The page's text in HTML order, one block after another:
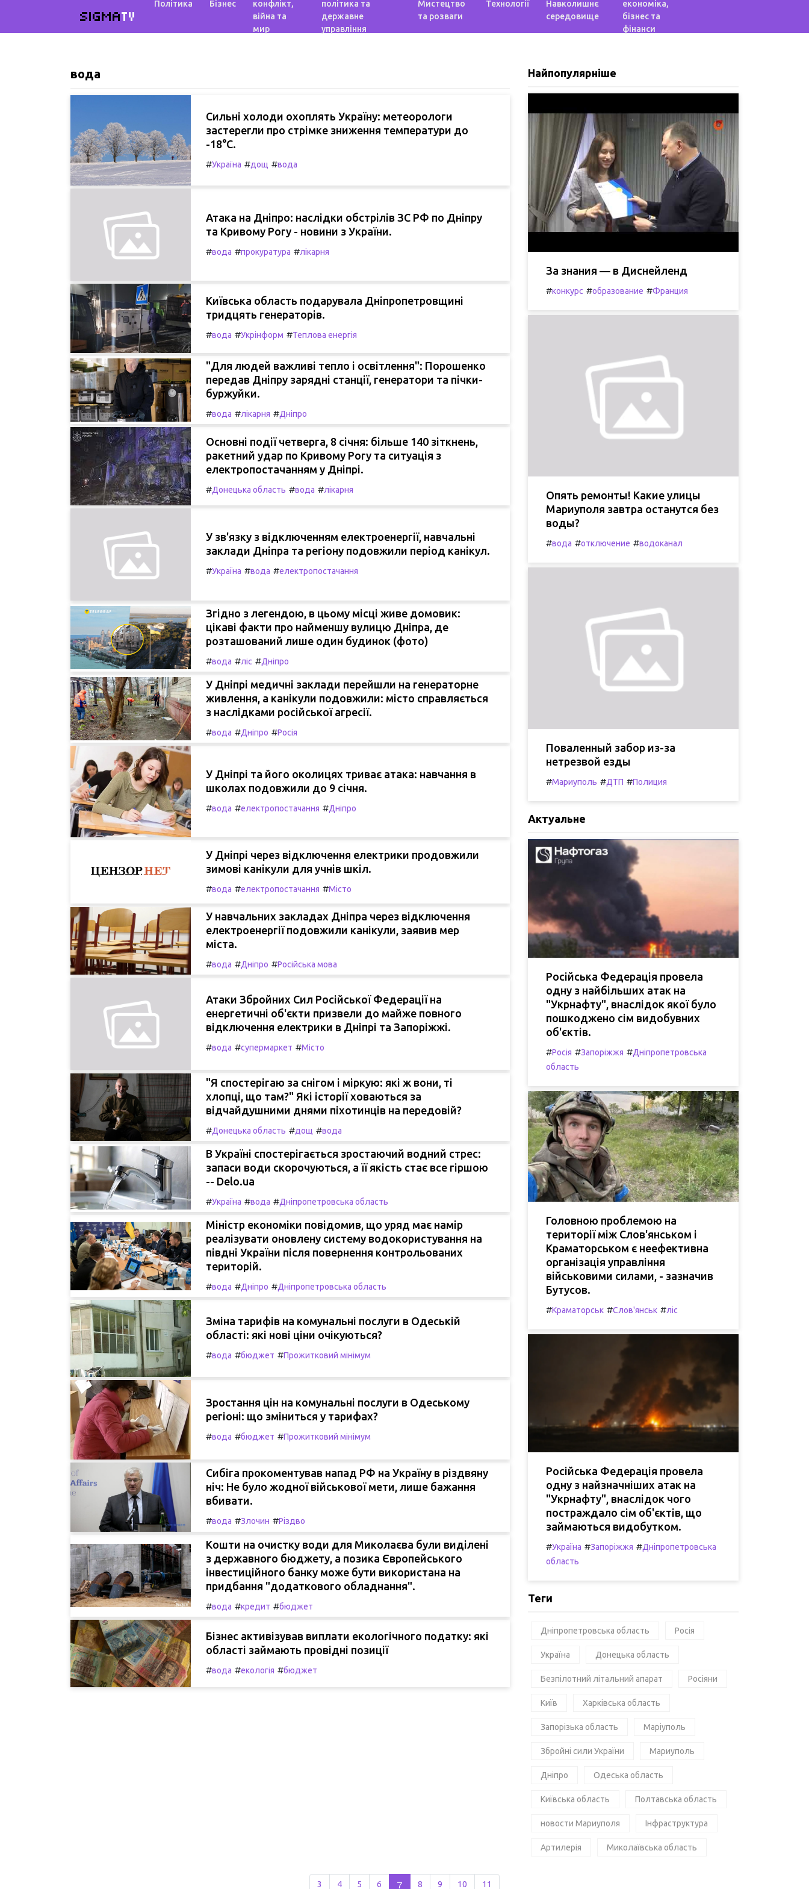
SIGMATV
Політика Бізнес
конфлікт,
війна та
мир
політика та
державне
управління
Мистецтво
та розваги
Технології
Навколишнє
середовище
економіка,
бізнес та
фінанси
вода
Сильні холоди охоплять Україну: метеорологи
застерегли про стрімке зниження температури до
-18°С.
#Україна #дощ #вода
Атака на Дніпро: наслідки обстрілів ЗС РФ по Дніпру
та Кривому Рогу - новини з України.
#вода #прокуратура #лікарня
Київська область подарувала Дніпропетровщині
тридцять генераторів.
#вода #Укрінформ #Теплова енергія
"Для людей важливі тепло і освітлення": Порошенко
передав Дніпру зарядні станції, генератори та пічки-
буржуйки.
#вода #лікарня #Дніпро
Основні події четверга, 8 січня: більше 140 зіткнень,
ракетний удар по Кривому Рогу та ситуація з
електропостачанням у Дніпрі.
#Донецька область #вода #лікарня
У зв'язку з відключенням електроенергії, навчальні
заклади Дніпра та регіону подовжили період канікул.
#Україна #вода #електропостачання
Згідно з легендою, в цьому місці живе домовик:
цікаві факти про найменшу вулицю Дніпра, де
розташований лише один будинок (фото)
#вода #ліс #Дніпро
У Дніпрі медичні заклади перейшли на генераторне
живлення, а канікули подовжили: місто справляється
з наслідками російської агресії.
#вода #Дніпро #Росія
У Дніпрі та його околицях триває атака: навчання в
школах подовжили до 9 січня.
#вода #електропостачання #Дніпро
У Дніпрі через відключення електрики продовжили
зимові канікули для учнів шкіл.
#вода #електропостачання #Місто
У навчальних закладах Дніпра через відключення
електроенергії подовжили канікули, заявив мер
міста.
#вода #Дніпро #Російська мова
Атаки Збройних Сил Російської Федерації на
енергетичні об'єкти призвели до майже повного
відключення електрики в Дніпрі та Запоріжжі.
#вода #супермаркет #Місто
"Я спостерігаю за снігом і міркую: які ж вони, ті
хлопці, що там?" Які історії ховаються за
відчайдушними днями піхотинців на передовій?
#Донецька область #дощ #вода
В Україні спостерігається зростаючий водний стрес:
запаси води скорочуються, а її якість стає все гіршою
-- Delo.ua
#Україна #вода #Дніпропетровська область
Міністр економіки повідомив, що уряд має намір
реалізувати оновлену систему водокористування на
півдні України після повернення контрольованих
територій.
#вода #Дніпро #Дніпропетровська область
Зміна тарифів на комунальні послуги в Одеській
області: які нові ціни очікуються?
#вода #бюджет #Прожитковий мінімум
Зростання цін на комунальні послуги в Одеському
регіоні: що зміниться у тарифах?
#вода #бюджет #Прожитковий мінімум
Сибіга прокоментував напад РФ на Україну в різдвяну
ніч: Не було жодної військової мети, лише бажання
вбивати.
#вода #Злочин #Різдво
Кошти на очистку води для Миколаєва були виділені
з державного бюджету, а позика Європейського
інвестиційного банку може бути використана на
придбання "додаткового обладнання".
#вода #кредит #бюджет
Бізнес активізував виплати екологічного податку: які
області займають провідні позиції
#вода #екологія #бюджет
Найпопулярніше
За знания — в Диснейленд
#конкурс #образование #Франция
Опять ремонты! Какие улицы
Мариуполя завтра останутся без
воды?
#вода #отключение #водоканал
Поваленный забор из-за
нетрезвой езды
#Мариуполь #ДТП #Полиция
Актуальне
Російська Федерація провела
одну з найбільших атак на
"Укрнафту", внаслідок якої було
пошкоджено сім видобувних
об'єктів.
#Росія #Запоріжжя #Дніпропетровська
область
Головною проблемою на
території між Слов'янськом і
Краматорськом є неефективна
організація управління
військовими силами, - зазначив
Бутусов.
#Краматорськ #Слов'янськ #ліс
Російська Федерація провела
одну з найзначніших атак на
"Укрнафту", внаслідок чого
постраждало сім об'єктів, що
займаються видобутком.
#Україна #Запоріжжя #Дніпропетровська
область
Теги
Дніпропетровська область Росія
Україна Донецька область
Безпілотний літальний апарат Росіяни
Київ Харківська область
Запорізька область Маріуполь
Збройні сили України Мариуполь
Дніпро Одеська область
Київська область Полтавська область
новости Мариуполя Інфраструктура
Артилерія Миколаївська область
3 4 5 6 7 8 9 10 11